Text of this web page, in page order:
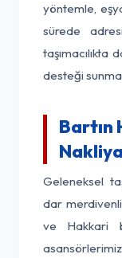
yöntemle,
sürede
desteği
Bartın
Geleneksel
dar
ve Hakkari